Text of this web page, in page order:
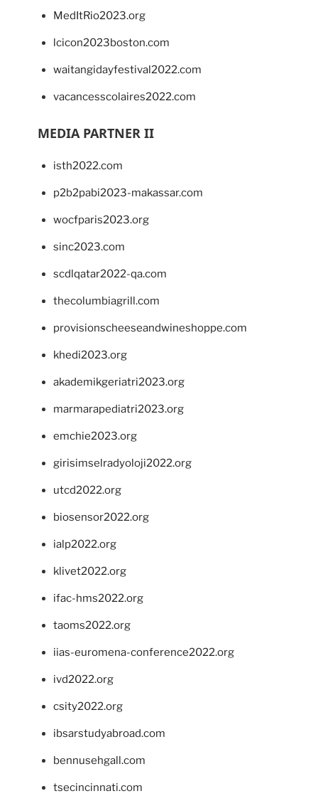
MedItRio2023.org
lcicon2023boston.com
waitangidayfestival2022.com
vacancesscolaires2022.com
MEDIA PARTNER II
isth2022.com
p2b2pabi2023-makassar.com
wocfparis2023.org
sinc2023.com
scdlqatar2022-qa.com
thecolumbiagrill.com
provisionscheeseandwineshoppe.com
khedi2023.org
akademikgeriatri2023.org
marmarapediatri2023.org
emchie2023.org
girisimselradyoloji2022.org
utcd2022.org
biosensor2022.org
ialp2022.org
klivet2022.org
ifac-hms2022.org
taoms2022.org
iias-euromena-conference2022.org
ivd2022.org
csity2022.org
ibsarstudyabroad.com
bennusehgall.com
tsecincinnati.com